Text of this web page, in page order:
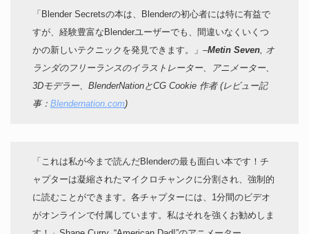
「Blender Secretsの本は、Blenderの初心者には特に有益で
すが、経験豊富なBlenderユーザーでも、間違いなくいくつ
かの新しいテクニックを発見できます。」 –Metin Seven, オ
ランダのフリーランスのイラストレーター、アニメーター、
3Dモデラー、BlenderNationとCG Cookie 作者 (レビュー記
事： Blendernation.com)
「これは私が今まで読んだBlenderの最も面白い本です！チ
ャプターは凝縮されたマイクロチャンクに分割され、強制的
に読むことができます。各チャプターには、1分間のビデオ
がオンラインで付属しています。私はそれを強くお勧めしま